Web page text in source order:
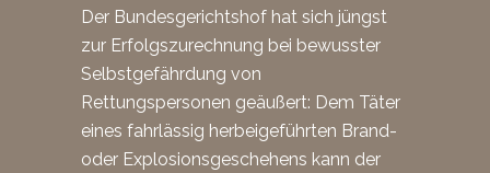
Der Bundesgerichtshof hat sich jüngst
zur Erfolgszurechnung bei bewusster
Selbstgefährdung von
Rettungspersonen geäußert: Dem Täter
eines fahrlässig herbeigeführten Brand-
oder Explosionsgeschehens kann der